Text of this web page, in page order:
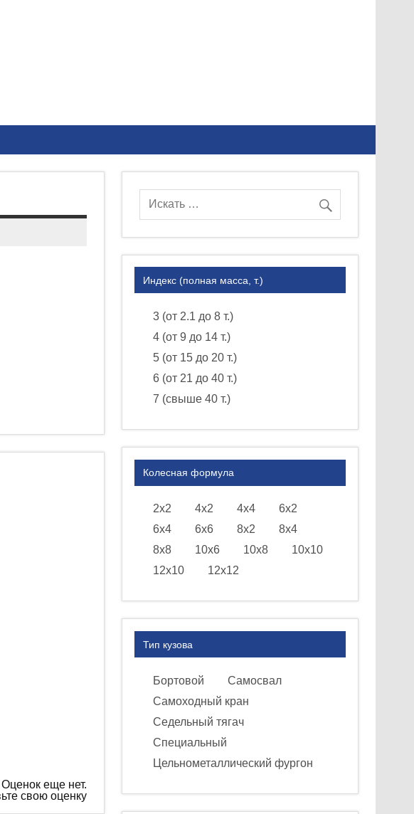
Оценок еще нет.
свою оценку
Индекс (полная масса, т.)
3 (от 2.1 до 8 т.)
4 (от 9 до 14 т.)
5 (от 15 до 20 т.)
6 (от 21 до 40 т.)
7 (свыше 40 т.)
Колесная формула
2х2 4х2 4х4
6х2
6х4
6х6 8х2
8х4
8х8
10х6 10х8
10х10
12х10
12х12
Тип кузова
Бортовой
Самосвал
Самоходный кран
Седельный тягач
Специальный
Цельнометаллический фургон